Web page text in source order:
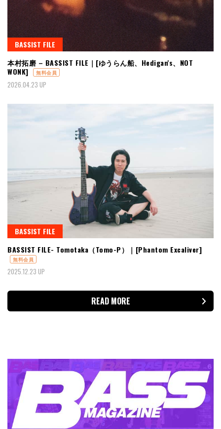
BASSIST FILE
本村拓磨 – BASSIST FILE｜[ゆうらん船、Hedigan's、NOT
WONK]
無料会員
2026.04.23 UP
BASSIST FILE
BASSIST FILE- Tomotaka（Tomo-P）｜[Phantom Excaliver]
無料会員
2025.12.23 UP
READ MORE